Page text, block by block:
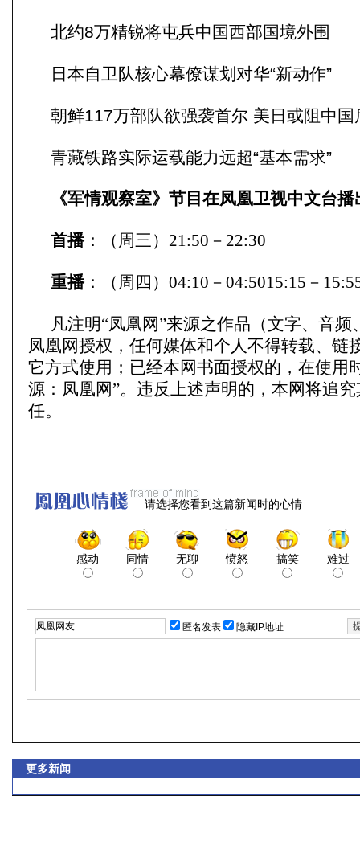
北约8万精锐将屯兵中国西部国境外围
日本自卫队核心幕僚谋划对华“新动作”
朝鲜117万部队欲强袭首尔 美日或阻中国
青藏铁路实际运载能力远超“基本需求”
《军情观察室》节目在凤凰卫视中文台播
首播：（周三）21:50－22:30
重播：（周四）04:10－04:5015:15－
凡注明“凤凰网”来源之作品（文字、音频
凤凰网授权，任何媒体和个人不得转载、链
它方式使用；已经本网书面授权的，在使用
源：凤凰网”。违反上述声明的，本网将追
任。
请选择您看到这篇新闻时的心情
感动 同情 无聊 愤怒 搞笑 难过
匿名发表 隐藏IP地址
更多新闻